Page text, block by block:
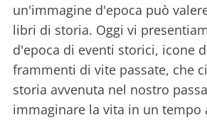
un'immagine d'epoca può
libri di storia. Oggi vi
d'epoca di eventi storici, icone
frammenti di vite passate, che
storia avvenuta nel nostro
immaginare la vita in un tempo